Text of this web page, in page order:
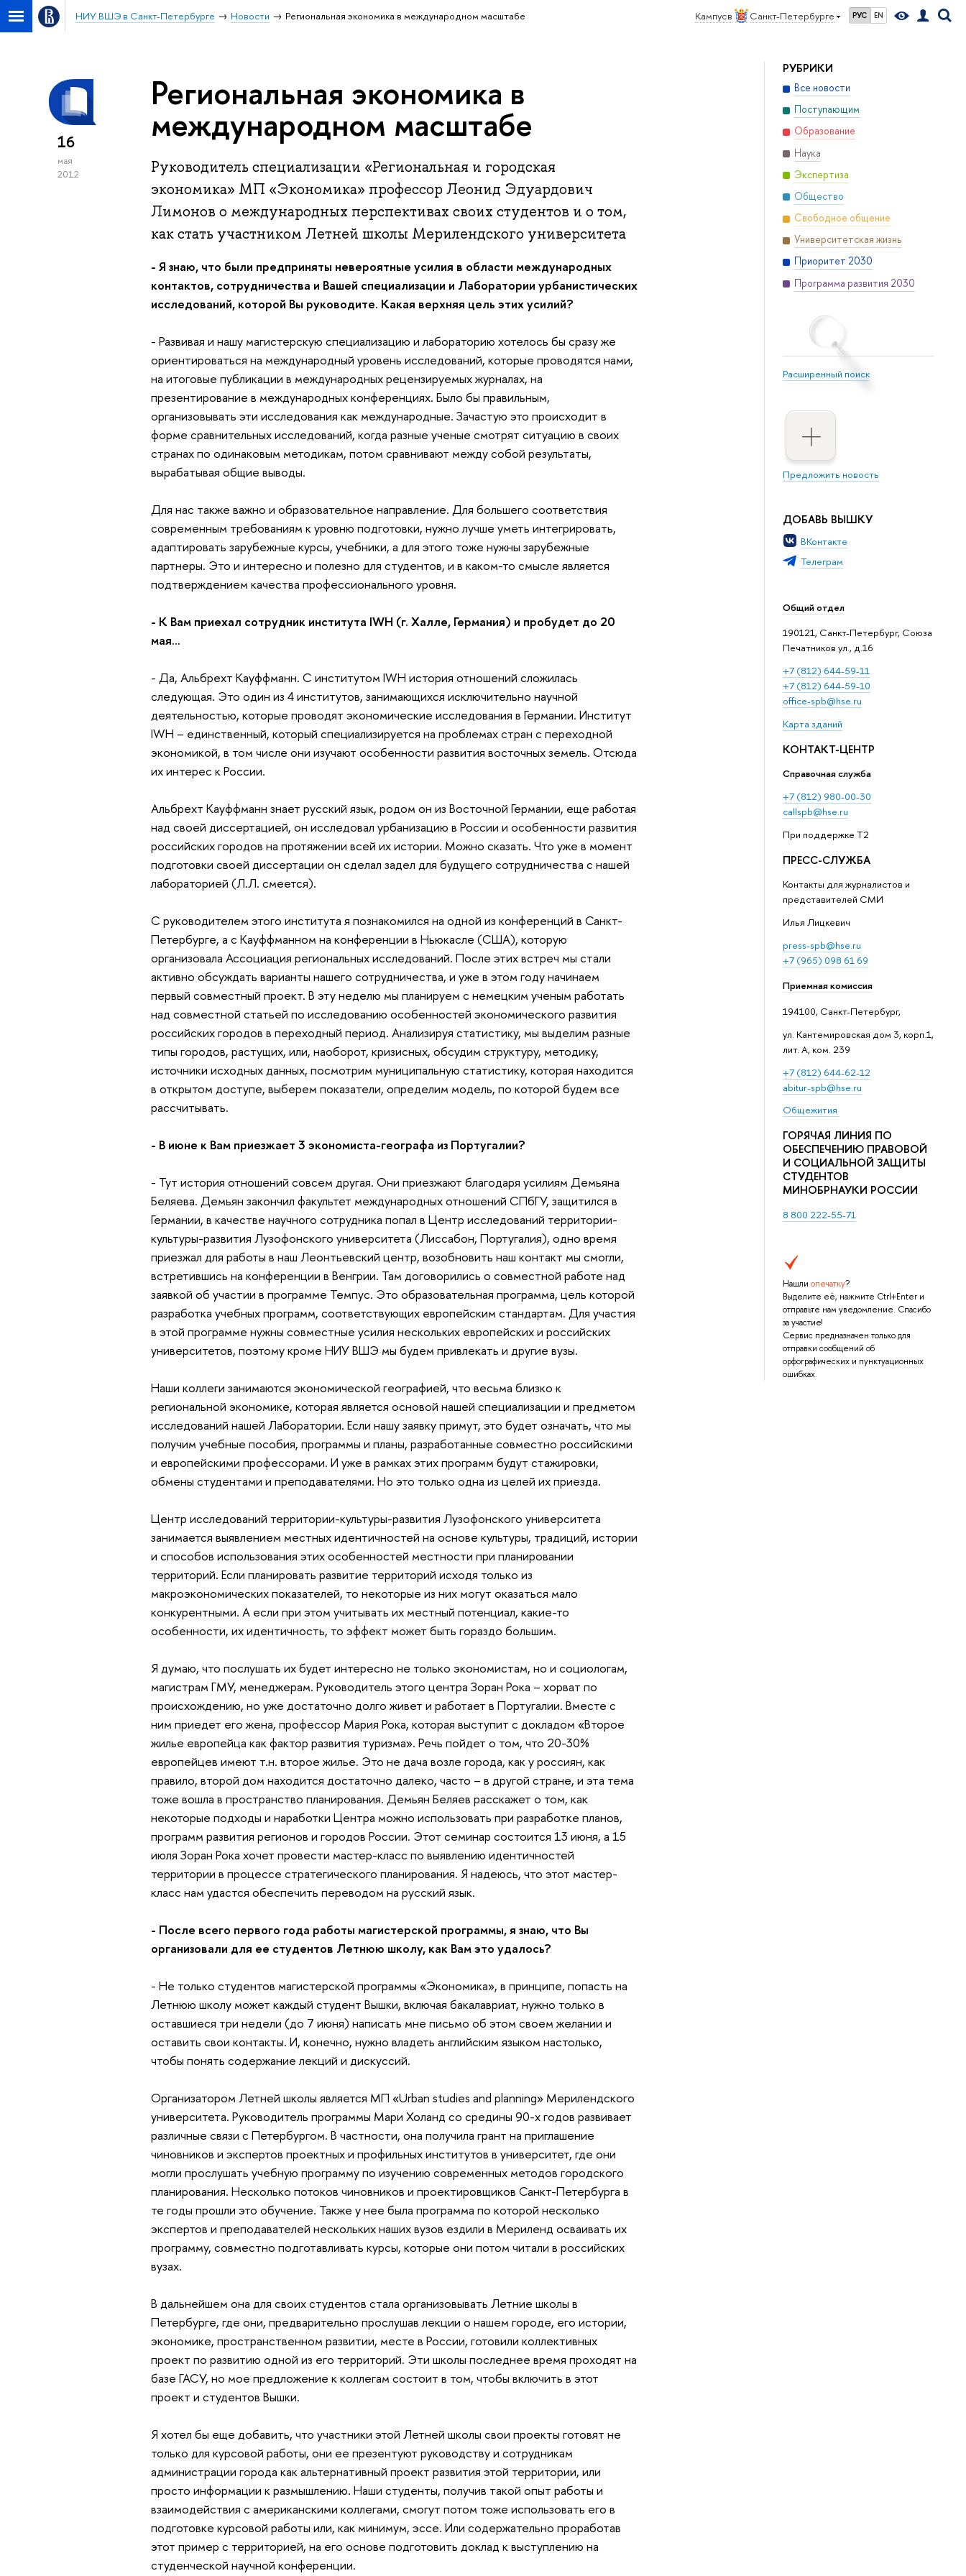
Кампус в Санкт-Петербурге РУС EN
НИУ ВШЭ в Санкт-Петербурге Новости Региональная экономика в международном масштабе
РУБРИКИ
Все новости
Поступающим
Образование
Наука
Экспертиза
Общество
Свободное общение
Университетская жизнь
Приоритет 2030
Программа развития 2030
Расширенный поиск
Предложить новость
ДОБАВЬ ВЫШКУ
ВКонтакте
Телеграм
Общий отдел
190121, Санкт-Петербург, Союза
Печатников ул., д.16
+7 (812) 644-59-11
+7 (812) 644-59-10
office-spb@hse.ru
Карта зданий
КОНТАКТ-ЦЕНТР
Справочная служба
+7 (812) 980-00-30
callspb@hse.ru
При поддержке T2
ПРЕСС-СЛУЖБА
Контакты для журналистов и
представителей СМИ
Илья Лицкевич
press-spb@hse.ru
+7 (965) 098 61 69
Приемная комиссия
194100, Санкт-Петербург,
ул. Кантемировская дом 3, корп.1,
лит. А, ком. 239
+7 (812) 644-62-12
abitur-spb@hse.ru
Общежития
ГОРЯЧАЯ ЛИНИЯ ПО
ОБЕСПЕЧЕНИЮ ПРАВОВОЙ
И СОЦИАЛЬНОЙ ЗАЩИТЫ
СТУДЕНТОВ
МИНОБРНАУКИ РОССИИ
8 800 222-55-71
Нашли опечатку?
Выделите её, нажмите Ctrl+Enter и
отправьте нам уведомление. Спасибо
за участие!
Сервис предназначен только для
отправки сообщений об
орфографических и пунктуационных
ошибках.
16
мая
2012
Региональная экономика в
международном масштабе
Руководитель специализации «Региональная и городская
экономика» МП «Экономика» профессор Леонид Эдуардович
Лимонов о международных перспективах своих студентов и о том,
как стать участником Летней школы Мерилендского университета
- Я знаю, что были предприняты невероятные усилия в области международных
контактов, сотрудничества и Вашей специализации и Лаборатории урбанистических
исследований, которой Вы руководите. Какая верхняя цель этих усилий?
- Развивая и нашу магистерскую специализацию и лабораторию хотелось бы сразу же
ориентироваться на международный уровень исследований, которые проводятся нами,
на итоговые публикации в международных рецензируемых журналах, на
презентирование в международных конференциях. Было бы правильным,
организовывать эти исследования как международные. Зачастую это происходит в
форме сравнительных исследований, когда разные ученые смотрят ситуацию в своих
странах по одинаковым методикам, потом сравнивают между собой результаты,
вырабатывая общие выводы.
Для нас также важно и образовательное направление. Для большего соответствия
современным требованиям к уровню подготовки, нужно лучше уметь интегрировать,
адаптировать зарубежные курсы, учебники, а для этого тоже нужны зарубежные
партнеры. Это и интересно и полезно для студентов, и в каком-то смысле является
подтверждением качества профессионального уровня.
- К Вам приехал сотрудник института IWH (г. Халле, Германия) и пробудет до 20
мая…
- Да, Альбрехт Кауффманн. С институтом IWH история отношений сложилась
следующая. Это один из 4 институтов, занимающихся исключительно научной
деятельностью, которые проводят экономические исследования в Германии. Институт
IWH – единственный, который специализируется на проблемах стран с переходной
экономикой, в том числе они изучают особенности развития восточных земель. Отсюда
их интерес к России.
Альбрехт Кауффманн знает русский язык, родом он из Восточной Германии, еще работая
над своей диссертацией, он исследовал урбанизацию в России и особенности развития
российских городов на протяжении всей их истории. Можно сказать. Что уже в момент
подготовки своей диссертации он сделал задел для будущего сотрудничества с нашей
лабораторией (Л.Л. смеется).
С руководителем этого института я познакомился на одной из конференций в Санкт-
Петербурге, а с Кауффманном на конференции в Ньюкасле (США), которую
организовала Ассоциация региональных исследований. После этих встреч мы стали
активно обсуждать варианты нашего сотрудничества, и уже в этом году начинаем
первый совместный проект. В эту неделю мы планируем с немецким ученым работать
над совместной статьей по исследованию особенностей экономического развития
российских городов в переходный период. Анализируя статистику, мы выделим разные
типы городов, растущих, или, наоборот, кризисных, обсудим структуру, методику,
источники исходных данных, посмотрим муниципальную статистику, которая находится
в открытом доступе, выберем показатели, определим модель, по которой будем все
рассчитывать.
- В июне к Вам приезжает 3 экономиста-географа из Португалии?
- Тут история отношений совсем другая. Они приезжают благодаря усилиям Демьяна
Беляева. Демьян закончил факультет международных отношений СПбГУ, защитился в
Германии, в качестве научного сотрудника попал в Центр исследований территории-
культуры-развития Лузофонского университета (Лиссабон, Португалия), одно время
приезжал для работы в наш Леонтьевский центр, возобновить наш контакт мы смогли,
встретившись на конференции в Венгрии. Там договорились о совместной работе над
заявкой об участии в программе Темпус. Это образовательная программа, цель которой
разработка учебных программ, соответствующих европейским стандартам. Для участия
в этой программе нужны совместные усилия нескольких европейских и российских
университетов, поэтому кроме НИУ ВШЭ мы будем привлекать и другие вузы.
Наши коллеги занимаются экономической географией, что весьма близко к
региональной экономике, которая является основой нашей специализации и предметом
исследований нашей Лаборатории. Если нашу заявку примут, это будет означать, что мы
получим учебные пособия, программы и планы, разработанные совместно российскими
и европейскими профессорами. И уже в рамках этих программ будут стажировки,
обмены студентами и преподавателями. Но это только одна из целей их приезда.
Центр исследований территории-культуры-развития Лузофонского университета
занимается выявлением местных идентичностей на основе культуры, традиций, истории
и способов использования этих особенностей местности при планировании
территорий. Если планировать развитие территорий исходя только из
макроэкономических показателей, то некоторые из них могут оказаться мало
конкурентными. А если при этом учитывать их местный потенциал, какие-то
особенности, их идентичность, то эффект может быть гораздо большим.
Я думаю, что послушать их будет интересно не только экономистам, но и социологам,
магистрам ГМУ, менеджерам. Руководитель этого центра Зоран Рока – хорват по
происхождению, но уже достаточно долго живет и работает в Португалии. Вместе с
ним приедет его жена, профессор Мария Рока, которая выступит с докладом «Второе
жилье европейца как фактор развития туризма». Речь пойдет о том, что 20-30%
европейцев имеют т.н. второе жилье. Это не дача возле города, как у россиян, как
правило, второй дом находится достаточно далеко, часто – в другой стране, и эта тема
тоже вошла в пространство планирования. Демьян Беляев расскажет о том, как
некоторые подходы и наработки Центра можно использовать при разработке планов,
программ развития регионов и городов России. Этот семинар состоится 13 июня, а 15
июля Зоран Рока хочет провести мастер-класс по выявлению идентичностей
территории в процессе стратегического планирования. Я надеюсь, что этот мастер-
класс нам удастся обеспечить переводом на русский язык.
- После всего первого года работы магистерской программы, я знаю, что Вы
организовали для ее студентов Летнюю школу, как Вам это удалось?
- Не только студентов магистерской программы «Экономика», в принципе, попасть на
Летнюю школу может каждый студент Вышки, включая бакалавриат, нужно только в
оставшиеся три недели (до 7 июня) написать мне письмо об этом своем желании и
оставить свои контакты. И, конечно, нужно владеть английским языком настолько,
чтобы понять содержание лекций и дискуссий.
Организатором Летней школы является МП «Urban studies and planning» Мерилендского
университета. Руководитель программы Мари Холанд со средины 90-х годов развивает
различные связи с Петербургом. В частности, она получила грант на приглашение
чиновников и экспертов проектных и профильных институтов в университет, где они
могли прослушать учебную программу по изучению современных методов городского
планирования. Несколько потоков чиновников и проектировщиков Санкт-Петербурга в
те годы прошли это обучение. Также у нее была программа по которой несколько
экспертов и преподавателей нескольких наших вузов ездили в Мериленд осваивать их
программу, совместно подготавливать курсы, которые они потом читали в российских
вузах.
В дальнейшем она для своих студентов стала организовывать Летние школы в
Петербурге, где они, предварительно прослушав лекции о нашем городе, его истории,
экономике, пространственном развитии, месте в России, готовили коллективных
проект по развитию одной из его территорий. Эти школы последнее время проходят на
базе ГАСУ, но мое предложение к коллегам состоит в том, чтобы включить в этот
проект и студентов Вышки.
Я хотел бы еще добавить, что участники этой Летней школы свои проекты готовят не
только для курсовой работы, они ее презентуют руководству и сотрудникам
администрации города как альтернативный проект развития этой территории, или
просто информации к размышлению. Наши студенты, получив такой опыт работы и
взаимодействия с американскими коллегами, смогут потом тоже использовать его в
подготовке курсовой работы или, как минимум, эссе. Или содержательно проработав
этот пример с территорией, на его основе подготовить доклад к выступлению на
студенческой научной конференции.